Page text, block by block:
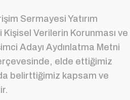
Sermayesi Yatırım
Kişisel Verilerin Korunması ve
Adayı Aydınlatma Metni
elde ettiğimiz
belirttiğimiz kapsam ve